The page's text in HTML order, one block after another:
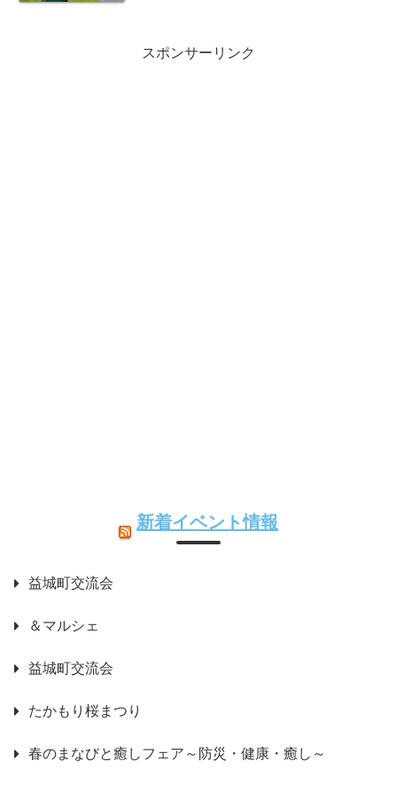
スポンサーリンク
新着イベント情報
益城町交流会
＆マルシェ
益城町交流会
たかもり桜まつり
春のまなびと癒しフェア～防災・健康・癒し～